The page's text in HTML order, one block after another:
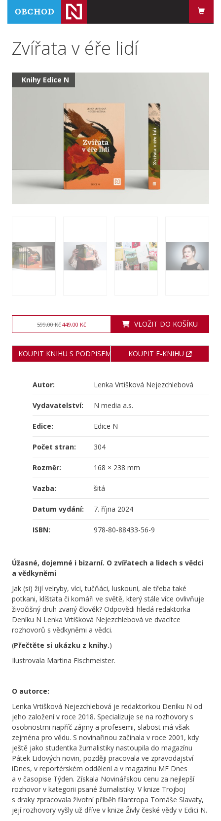
Zvířata v éře lidí
Knihy Edice N
599,00 Kč 449,00 Kč VLOŽIT DO KOŠÍKU
KOUPIT KNIHU S PODPISEM AUTORAKOUPIT E-KNIHU
Autor: Lenka Vrtišková Nejezchlebová
Vydavatelství: N media a.s.
Edice: Edice N
Počet stran: 304
Rozměr: 168 × 238 mm
Vazba: šitá
Datum vydání: 7. října 2024
ISBN: 978-80-88433-56-9
Úžasné, dojemné i bizarní. O zvířatech a lidech s vědci
a vědkyněmi
Jak (si) žijí velryby, vlci, tučňáci, luskouni, ale třeba také
potkani, klíšťata či komáři ve světě, který stále více ovlivňuje
živočišný druh zvaný člověk? Odpovědi hledá redaktorka
Deníku N Lenka Vrtišková Nejezchlebová ve dvacítce
rozhovorů s vědkyněmi a vědci.
(Přečtěte si ukázku z knihy.)
Ilustrovala Martina Fischmeister.
O autorce:
Lenka Vrtišková Nejezchlebová je redaktorkou Deníku N od
jeho založení v roce 2018. Specializuje se na rozhovory s
osobnostmi napříč zájmy a profesemi, slabost má však
zejména pro vědu. S novinařinou začínala v roce 2001, kdy
ještě jako studentka žurnalistiky nastoupila do magazínu
Pátek Lidových novin, později pracovala ve zpravodajství
iDnes, v reportérském oddělení a v magazínu MF Dnes
a v časopise Týden. Získala Novinářskou cenu za nejlepší
rozhovor v kategorii psané žurnalistiky. V knize Trojboj
s draky zpracovala životní příběh filantropa Tomáše Slavaty,
její rozhovory vyšly už dříve v knize Živly české vědy v Edici N.